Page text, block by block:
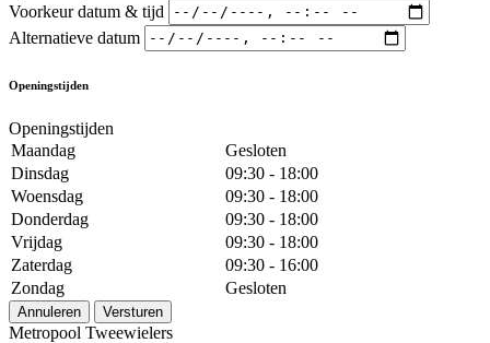
Voorkeur datum & tijd
Alternatieve datum
Openingstijden
Openingstijden
Maandag
Gesloten
Dinsdag
09:30 - 18:00
Woensdag
09:30 - 18:00
Donderdag
09:30 - 18:00
Vrijdag
09:30 - 18:00
Zaterdag
09:30 - 16:00
Zondag
Gesloten
Annuleren Versturen
Metropool Tweewielers